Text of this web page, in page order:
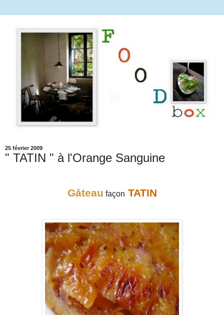
25 février 2009
" TATIN " à l'Orange Sanguine
Gâteau façon TATIN